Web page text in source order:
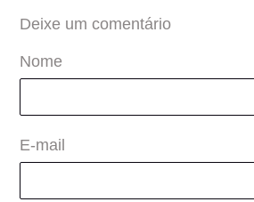
Deixe um comentário
Nome
E-mail